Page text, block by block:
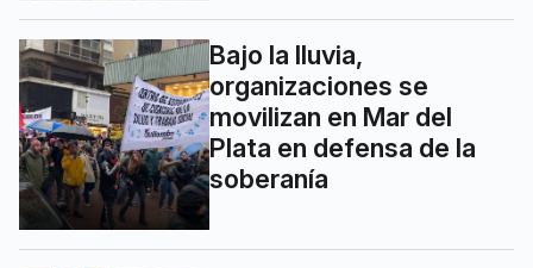
Bajo la lluvia,
organizaciones se
movilizan en Mar del
Plata en defensa de la
soberanía